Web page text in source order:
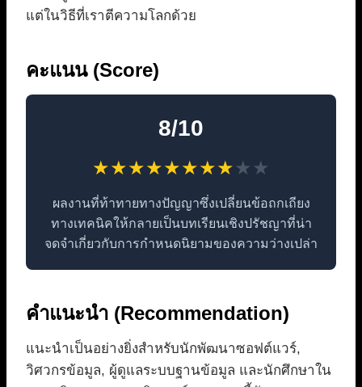
แต่ในวิธีที่เราตีความโลกด้วย
คะแนน (Score)
8/10
★★★★★★★★★★
ผลงานที่ท้าทายทางปัญญาซึ่งเปลี่ยนข้อถกเถียง
ทางเทคนิคให้กลายเป็นบทเรียนเชิงปรัชญาที่น่า
จดจำเกี่ยวกับการกำหนดนิยามของความว่างเปล่า
คำแนะนำ (Recommendation)
แนะนำเป็นอย่างยิ่งสำหรับนักพัฒนาซอฟต์แวร์,
วิศวกรข้อมูล, ผู้ดูแลระบบฐานข้อมูล และนักศึกษาใน